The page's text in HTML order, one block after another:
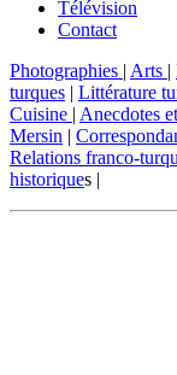
Télévision
Contact
Photographies | Arts |
turques | Littérature
Cuisine | Anecdotes
Mersin |
Relations franco-
historiques |